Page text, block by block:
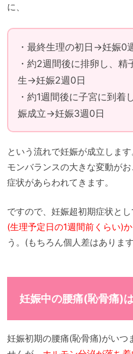
に、
・最終生理の初日→妊娠0
・約2週間後に排卵し、
生→妊娠2週0日
・約1週間後に子宮に到着
娠成立→妊娠3週0日
という流れで妊娠が成立しま
モンバランスの大きな変動が
症状があらわれてきます。
ですので、妊娠超初期症状と
(生理予定日の1週間前くらい)
う。(もちろん個人差はありま
妊娠中の腰痛(恥骨痛)
妊娠初期の腰痛(恥骨痛)がいつ